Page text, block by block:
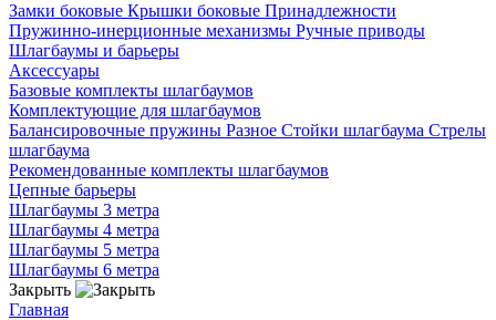
Замки боковые Крышки боковые Принадлежности
Пружинно-инерционные механизмы Ручные приводы
Шлагбаумы и барьеры
Аксессуары
Базовые комплекты шлагбаумов
Комплектующие для шлагбаумов
Балансировочные пружины Разное Стойки шлагбаума Стрелы
шлагбаума
Рекомендованные комплекты шлагбаумов
Цепные барьеры
Шлагбаумы 3 метра
Шлагбаумы 4 метра
Шлагбаумы 5 метра
Шлагбаумы 6 метра
Закрыть
Главная